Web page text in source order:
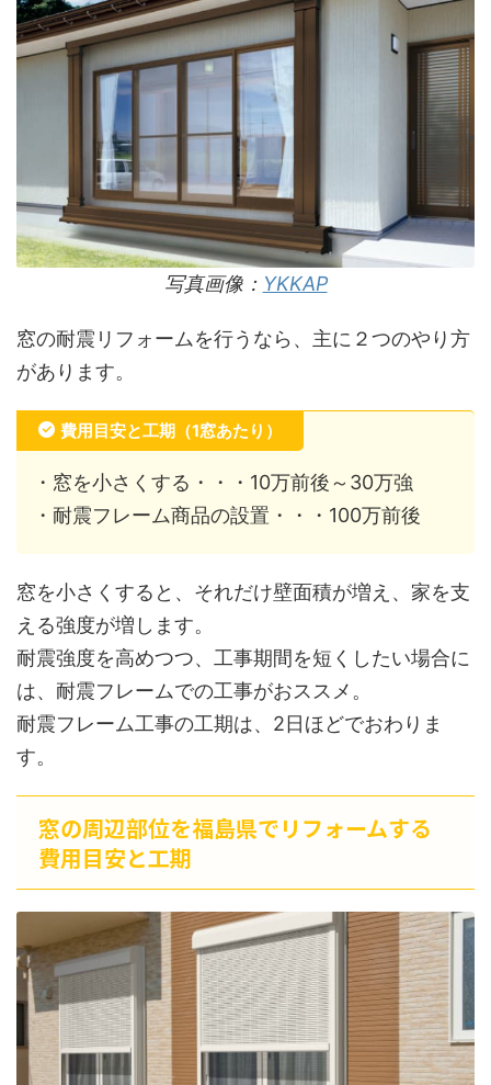
写真画像： YKKAP
窓の耐震リフォームを行うなら、主に２つのやり方
があります。
費用目安と工期（1窓あたり）
・窓を小さくする・・・10万前後～30万強
・耐震フレーム商品の設置・・・100万前後
窓を小さくすると、それだけ壁面積が増え、家を支
える強度が増します。
耐震強度を高めつつ、工事期間を短くしたい場合に
は、耐震フレームでの工事がおススメ。
耐震フレーム工事の工期は、2日ほどでおわりま
す。
窓の周辺部位を福島県でリフォームする
費用目安と工期